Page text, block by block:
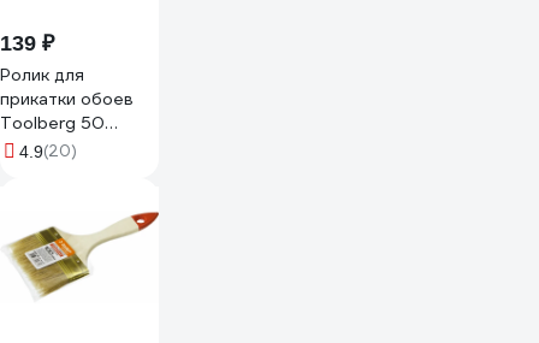
139 ₽
Ролик для
прикатки обоев
Toolberg 50
90003825986
4.9(20)